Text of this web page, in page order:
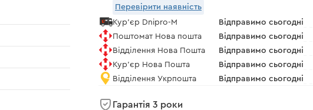
Перевірити наявність
Кур'єр Dnipro-M
Відправимо сьогодні
Поштомат Нова пошта
Відправимо сьогодні
Відділення Нова Пошта
Відправимо сьогодні
Кур'єр Нова Пошта
Відправимо сьогодні
Відділення Укрпошта
Відправимо сьогодні
Гарантія 3 роки